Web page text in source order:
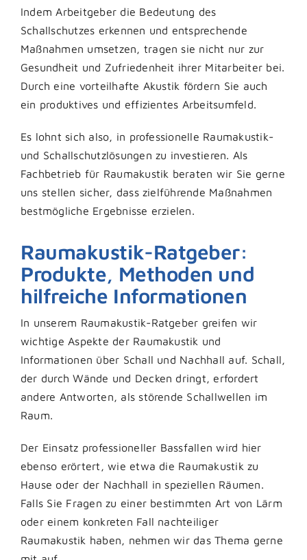
Indem Arbeitgeber die Bedeutung des
Schallschutzes erkennen und entsprechende
Maßnahmen umsetzen, tragen sie nicht nur zur
Gesundheit und Zufriedenheit ihrer Mitarbeiter bei.
Durch eine vorteilhafte Akustik fördern Sie auch
ein produktives und effizientes Arbeitsumfeld.
Es lohnt sich also, in professionelle Raumakustik-
und Schallschutzlösungen zu investieren. Als
Fachbetrieb für Raumakustik beraten wir Sie gerne
uns stellen sicher, dass zielführende Maßnahmen
bestmögliche Ergebnisse erzielen.
Raumakustik-Ratgeber:
Produkte, Methoden und
hilfreiche Informationen
In unserem Raumakustik-Ratgeber greifen wir
wichtige Aspekte der Raumakustik und
Informationen über Schall und Nachhall auf. Schall,
der durch Wände und Decken dringt, erfordert
andere Antworten, als störende Schallwellen im
Raum.
Der Einsatz professioneller Bassfallen wird hier
ebenso erörtert, wie etwa die Raumakustik zu
Hause oder der Nachhall in speziellen Räumen.
Falls Sie Fragen zu einer bestimmten Art von Lärm
oder einem konkreten Fall nachteiliger
Raumakustik haben, nehmen wir das Thema gerne